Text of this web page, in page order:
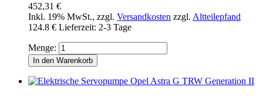
452,31 €
Inkl. 19% MwSt., zzgl. Versandkosten zzgl. Altteilepfand
124.8 € Lieferzeit: 2-3 Tage
Menge:
In den Warenkorb